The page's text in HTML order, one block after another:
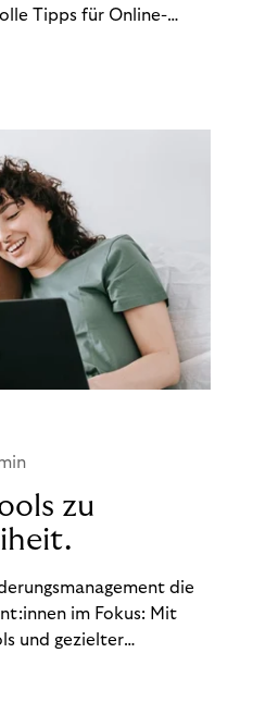
Tipps für Online-
zu
die
im Fokus: Mit
und gezielter
zu führen. So